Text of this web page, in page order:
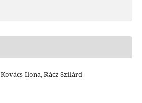
Ilona, Rácz Szilárd